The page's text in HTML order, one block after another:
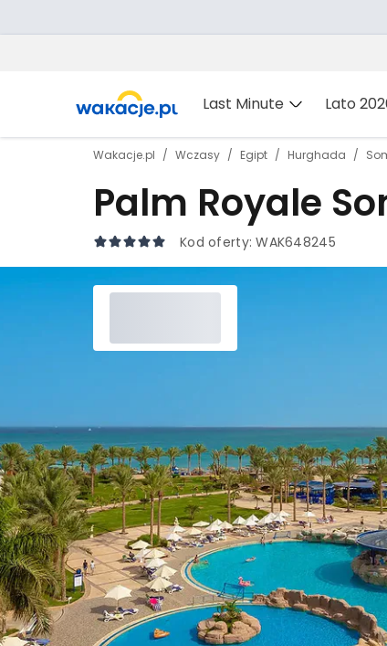
Last Minute Lato
Wakacje.pl Wczasy Egipt Hurghada
Palm Royale
Kod oferty:WAK648245